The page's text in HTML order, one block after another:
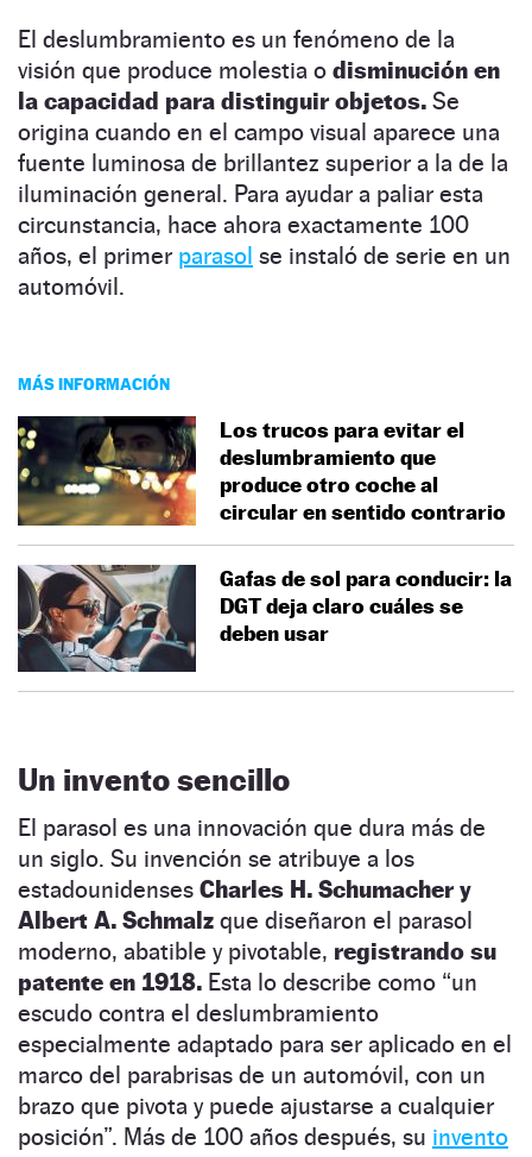
El deslumbramiento es un fenómeno de la
visión que produce molestia o disminución en
la capacidad para distinguir objetos. Se
origina cuando en el campo visual aparece una
fuente luminosa de brillantez superior a la de la
iluminación general. Para ayudar a paliar esta
circunstancia, hace ahora exactamente 100
años, el primer parasol se instaló de serie en un
automóvil.
MÁS INFORMACIÓN
Los trucos para evitar el
deslumbramiento que
produce otro coche al
circular en sentido contrario
Gafas de sol para conducir: la
DGT deja claro cuáles se
deben usar
Un invento sencillo
El parasol es una innovación que dura más de
un siglo. Su invención se atribuye a los
estadounidenses Charles H. Schumacher y
Albert A. Schmalz que diseñaron el parasol
moderno, abatible y pivotable, registrando su
patente en 1918. Esta lo describe como “un
escudo contra el deslumbramiento
especialmente adaptado para ser aplicado en el
marco del parabrisas de un automóvil, con un
brazo que pivota y puede ajustarse a cualquier
posición”. Más de 100 años después, su invento